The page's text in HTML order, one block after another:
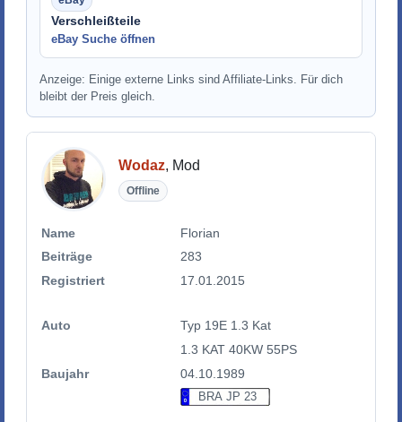
Verschleißteile
eBay Suche öffnen
Anzeige: Einige externe Links sind Affiliate-Links. Für dich
bleibt der Preis gleich.
Wodaz, Mod
Offline
Name
Florian
Beiträge
283
Registriert
17.01.2015
Auto
Typ 19E 1.3 Kat
1.3 KAT 40KW 55PS
Baujahr
04.10.1989
BRA JP 23